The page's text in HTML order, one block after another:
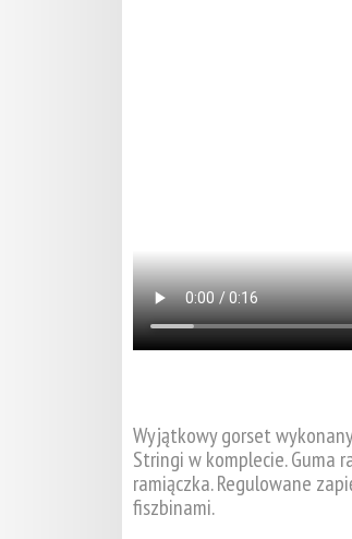
Wyjątkowy gorset
Stringi w komplecie. Guma
ramiączka. Regulowane
fiszbinami.